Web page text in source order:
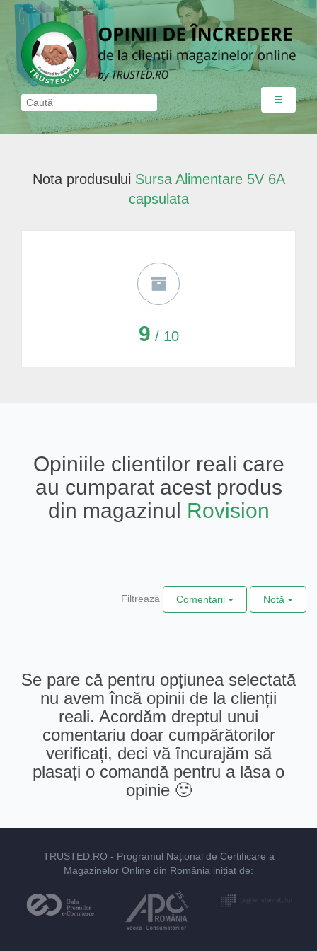
☰
Nota produsului Sursa Alimentare 5V 6A
capsulata
9 / 10
Opiniile clientilor reali care
au cumparat acest produs
din magazinul Rovision
Filtrează Comentarii Notă
Se pare că pentru opțiunea selectată
nu avem încă opinii de la clienții
reali. Acordăm dreptul unui
comentariu doar cumpărătorilor
verificați, deci vă încurajăm să
plasați o comandă pentru a lăsa o
opinie 🙂
TRUSTED.RO - Programul Național de Certificare a
Magazinelor Online din România inițiat de: